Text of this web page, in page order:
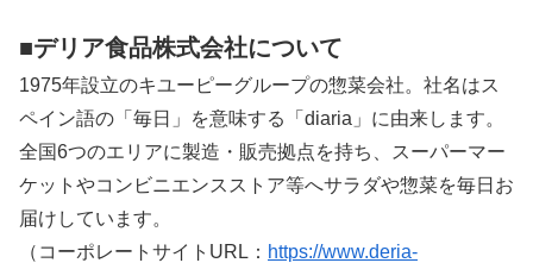
■デリア食品株式会社について
1975年設立のキユーピーグループの惣菜会社。社名はス
ペイン語の「毎日」を意味する「diaria」に由来します。
全国6つのエリアに製造・販売拠点を持ち、スーパーマー
ケットやコンビニエンスストア等へサラダや惣菜を毎日お
届けしています。
（コーポレートサイトURL： https://www.deria-